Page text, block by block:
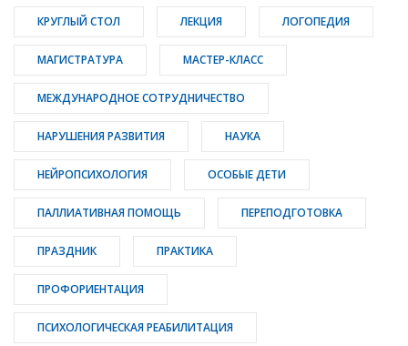
КРУГЛЫЙ СТОЛ ЛЕКЦИЯ ЛОГОПЕДИЯ
МАГИСТРАТУРА МАСТЕР-КЛАСС
МЕЖДУНАРОДНОЕ СОТРУДНИЧЕСТВО
НАРУШЕНИЯ РАЗВИТИЯ НАУКА
НЕЙРОПСИХОЛОГИЯ ОСОБЫЕ ДЕТИ
ПАЛЛИАТИВНАЯ ПОМОЩЬ ПЕРЕПОДГОТОВКА
ПРАЗДНИК ПРАКТИКА
ПРОФОРИЕНТАЦИЯ
ПСИХОЛОГИЧЕСКАЯ РЕАБИЛИТАЦИЯ